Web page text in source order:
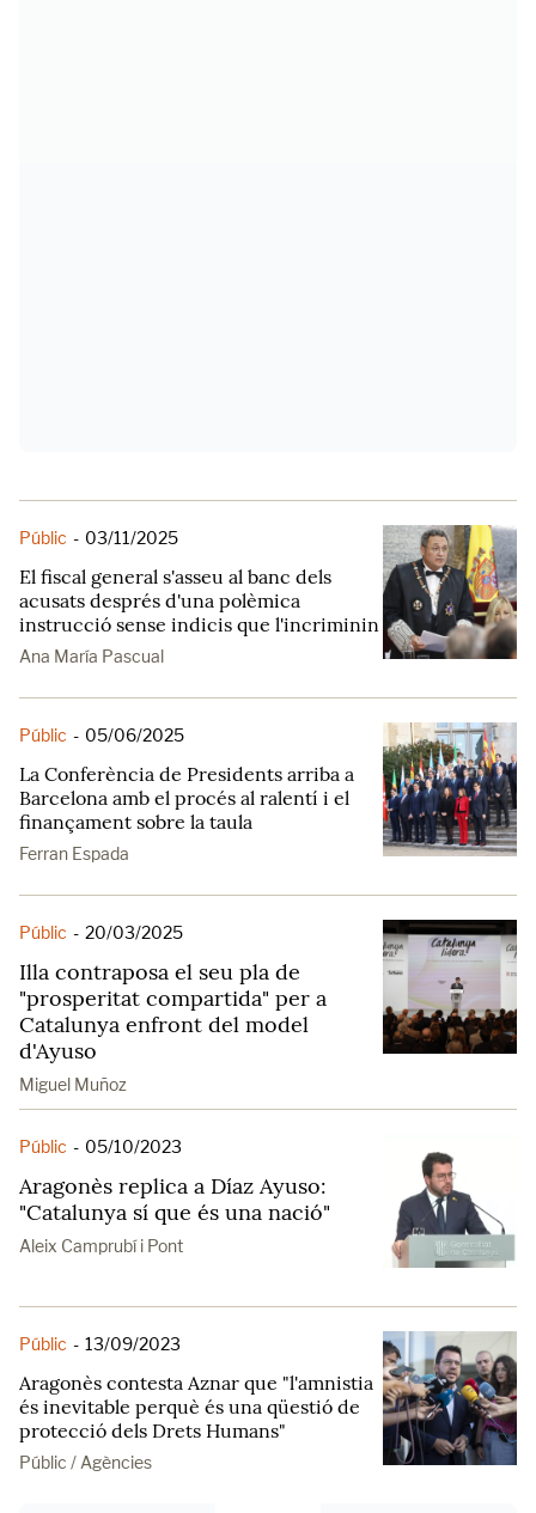
Públic - 03/11/2025
El fiscal general s'asseu al banc dels
acusats després d'una polèmica
instrucció sense indicis que l'incriminin
Ana María Pascual
Públic - 05/06/2025
La Conferència de Presidents arriba a
Barcelona amb el procés al ralentí i el
finançament sobre la taula
Ferran Espada
Públic - 20/03/2025
Illa contraposa el seu pla de
"prosperitat compartida" per a
Catalunya enfront del model
d'Ayuso
Miguel Muñoz
Públic - 05/10/2023
Aragonès replica a Díaz Ayuso:
"Catalunya sí que és una nació"
Aleix Camprubí i Pont
Públic - 13/09/2023
Aragonès contesta Aznar que "l'amnistia
és inevitable perquè és una qüestió de
protecció dels Drets Humans"
Públic / Agències